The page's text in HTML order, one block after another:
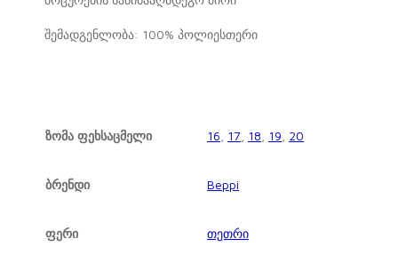
შემადგენლობა: 100% პოლიესთერი
ზომა ფეხსაცმელი 16 17 18 19 20
ბრენდი Beppi
ფერი თეთრი